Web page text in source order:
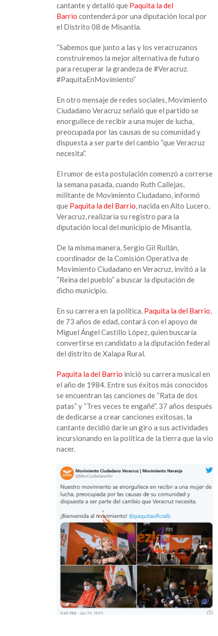
cantante y detalló que Paquita la del
Barrio contenderá por una diputación local por
el Distrito 08 de Misantla.
“Sabemos que junto a las y los veracruzanos
construiremos la mejor alternativa de futuro
para recuperar la grandeza de #Veracruz.
#PaquitaEnMovimiento”
En otro mensaje de redes sociales, Movimiento
Ciudadano Veracruz señaló que el partido se
enorgullece de recibir a una mujer de lucha,
preocupada por las causas de su comunidad y
dispuesta a ser parte del cambio “que Veracruz
necesita”.
El rumor de esta postulación comenzó a correrse
la semana pasada, cuando Ruth Callejas,
militante de Movimiento Ciudadano, informó
que Paquita la del Barrio, nacida en Alto Lucero,
Veracruz, realizaría su registro para la
diputación local del municipio de Misantla.
De la misma manera, Sergio Gil Rullán,
coordinador de la Comisión Operativa de
Movimiento Ciudadano en Veracruz, invitó a la
“Reina del pueblo” a buscar la diputación de
dicho municipio.
En su carrera en la política, Paquita la del Barrio,
de 73 años de edad, contará con el apoyo de
Miguel Ángel Castillo López, quien buscaría
convertirse en candidato a la diputación federal
del distrito de Xalapa Rural.
Paquita la del Barrio inició su carrera musical en
el año de 1984. Entre sus éxitos más conocidos
se encuentran las canciones de “Rata de dos
patas” y “Tres veces te engañé”. 37 años después
de dedicarse a crear canciones exitosas, la
cantante decidió darle un giro a sus actividades
incursionando en la política de la tierra que la vio
nacer.